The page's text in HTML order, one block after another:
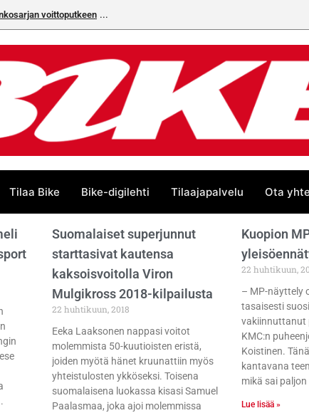
voittoputkeen
Tilaa Bike Bike-digilehti Tilaajapalvelu Ota
Suomalaiset superjunnut
starttasivat kautensa
kaksoisvoitolla Viron
Mulgikross 2018-kilpailusta
22 huhtikuun, 2018
Eeka Laaksonen nappasi voitot
molemmista 50-kuutioisten eristä,
joiden myötä hänet kruunattiin myös
yhteistulosten ykköseksi. Toisena
suomalaisena luokassa kisasi Samuel
Paalasmaa, joka ajoi molemmissa
Kuopion
22 huhtikuun,
– MP-näyttely
tasaisesti
vakiinnuttanut
KMC:n
Koistinen.
kantavana
mikä sai paljon
Lue lisää »